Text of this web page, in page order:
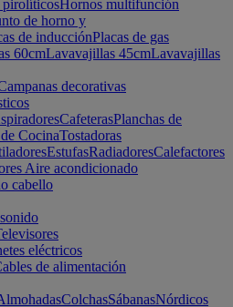
Hornos multifunción
de horno y
de inducciónPlacas de gas
60cmLavavajillas 45cmLavavajillas
decorativas
CafeterasPlanchas de
CocinaTostadoras
EstufasRadiadoresCalefactores
Aire acondicionado
cabello
eléctricos
de alimentación
ColchasSábanasNórdicos